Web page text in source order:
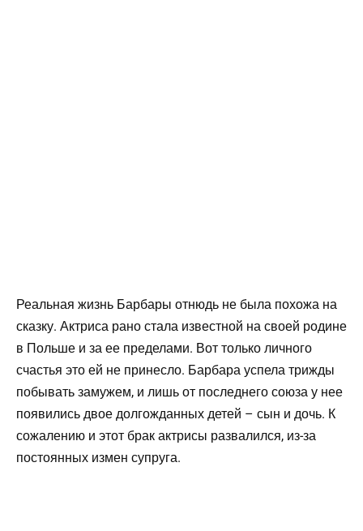
Реальная жизнь Барбары отнюдь не была похожа на
сказку. Актриса рано стала известной на своей родине
в Польше и за ее пределами. Вот только личного
счастья это ей не принесло. Барбара успела трижды
побывать замужем, и лишь от последнего союза у нее
появились двое долгожданных детей – сын и дочь. К
сожалению и этот брак актрисы развалился, из-за
постоянных измен супруга.